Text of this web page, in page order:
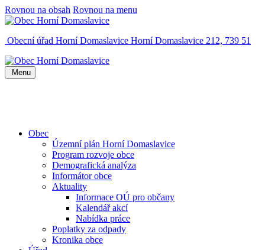
Rovnou na obsah Rovnou na menu
Obecní úřad Horní Domaslavice Horní Domaslavice 212, 739 51
Menu
Obec
Územní plán Horní Domaslavice
Program rozvoje obce
Demografická analýza
Informátor obce
Aktuality
Informace OÚ pro občany
Kalendář akcí
Nabídka práce
Poplatky za odpady
Kronika obce